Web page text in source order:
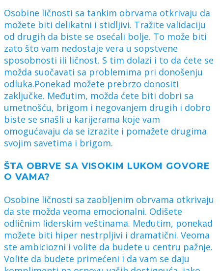
Osobine ličnosti sa tankim obrvama otkrivaju da
možete biti delikatni i stidljivi. Tražite validaciju
od drugih da biste se osećali bolje. To može biti
zato što vam nedostaje vera u sopstvene
sposobnosti ili ličnost. S tim dolazi i to da ćete se
možda suočavati sa problemima pri donošenju
odluka.Ponekad možete prebrzo donositi
zaključke. Međutim, možda ćete biti dobri sa
umetnošću, brigom i negovanjem drugih i dobro
biste se snašli u karijerama koje vam
omogućavaju da se izrazite i pomažete drugima
svojim savetima i brigom.
ŠTA OBRVE SA VISOKIM LUKOM GOVORE
O VAMA?
Osobine ličnosti sa zaobljenim obrvama otkrivaju
da ste možda veoma emocionalni. Odišete
odličnim liderskim veštinama. Međutim, ponekad
možete biti hiper nestrpljivi i dramatični. Veoma
ste ambiciozni i volite da budete u centru pažnje.
Volite da budete primećeni i da vam se daju